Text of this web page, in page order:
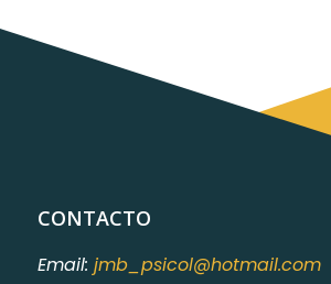
CONTACTO
Email: jmb_psicol@hotmail.com